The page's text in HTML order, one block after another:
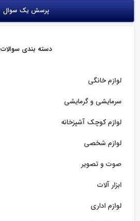
پرسش یک سوال
دسته بندی سوالات
لوازم خانگی
سرمایشی و گرمایشی
لوازم کوچک آشپزخانه
لوازم شخصی
صوت و تصویر
ابزار آلات
لوازم اداری